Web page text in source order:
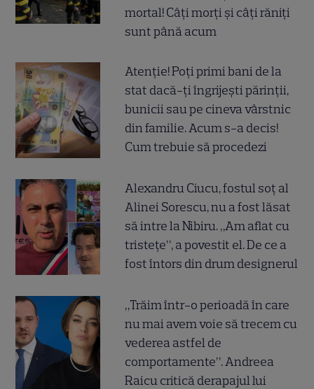
mortal! Câți morți și câți răniți
sunt până acum
Atenție! Poți primi bani de la
stat dacă-ți îngrijești părinții,
bunicii sau pe cineva vârstnic
din familie. Acum s-a decis!
Cum trebuie să procedezi
Alexandru Ciucu, fostul soț al
Alinei Sorescu, nu a fost lăsat
să intre la Nibiru. „Am aflat cu
tristețe”, a povestit el. De ce a
fost întors din drum designerul
„Trăim într-o perioadă în care
nu mai avem voie să trecem cu
vederea astfel de
comportamente”. Andreea
Raicu critică derapajul lui